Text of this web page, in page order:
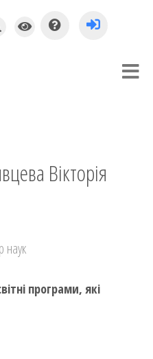
Вікторія
наук
програми, які